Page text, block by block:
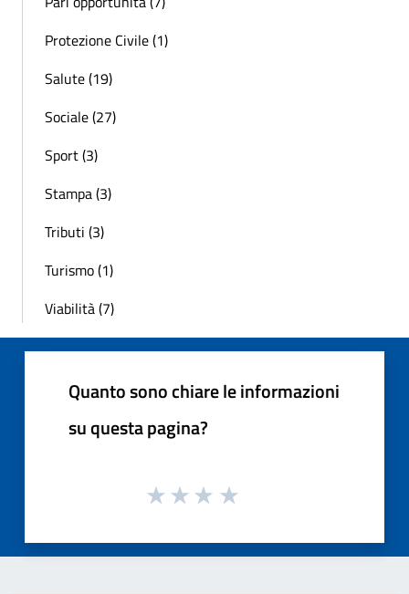
Protezione Civile (1)
Salute (19)
Sociale (27)
Sport (3)
Stampa (3)
Tributi (3)
Turismo (1)
Viabilità (7)
Quanto sono chiare le informazioni
su questa pagina?